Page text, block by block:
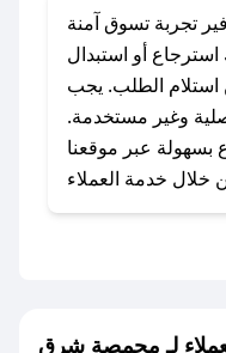
### كيف تحصل على كوبونات خصم حصرية من
محمصة شرق؟
حصرية، قم بما
يلي:
- اضغط على أيقونة متابعة لمتجر محمصة شرق في
تجربة تسوق آمنة
أو استبدال
خلال 7 أيام من استلام الطلب. يجب
وغير مستخدمة.
بسهولة عبر موقعنا
لـ محمصة شرق